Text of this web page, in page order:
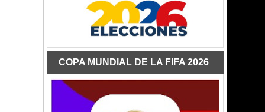
COPA MUNDIAL DE LA FIFA 2026